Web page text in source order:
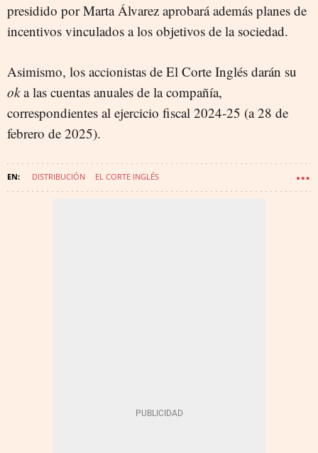
presidido por Marta Álvarez aprobará además planes de
incentivos vinculados a los objetivos de la sociedad.
Asimismo, los accionistas de El Corte Inglés darán su
oka las cuentas anuales de la compañía,
correspondientes al ejercicio fiscal 2024-25 (a 28 de
febrero de 2025).
DISTRIBUCIÓN EL CORTE INGLÉS